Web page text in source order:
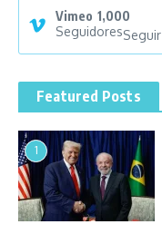
Vimeo 1,000
SeguidoresSeguir
Featured Posts
1